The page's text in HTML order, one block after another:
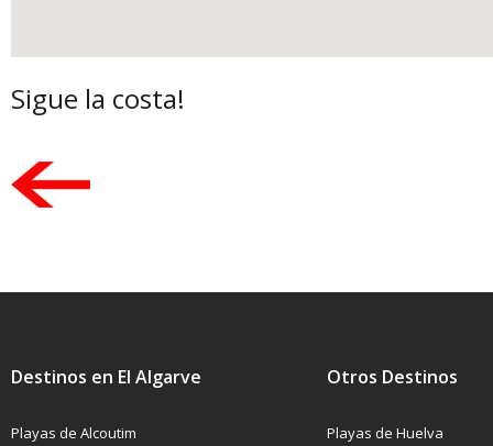
Sigue la costa!
Destinos en El Algarve
Playas de Alcoutim
Otros Destinos
Playas de Huelva